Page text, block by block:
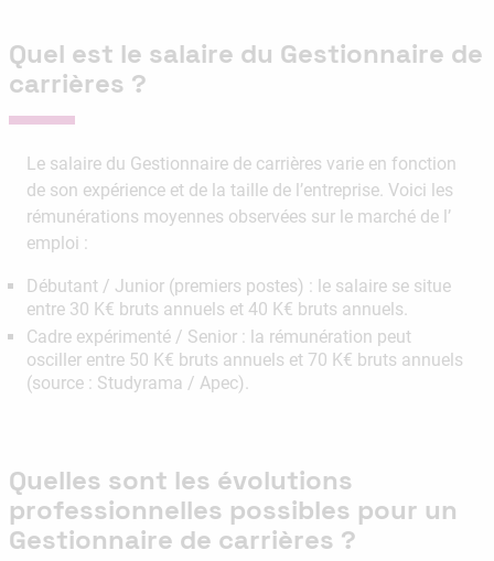
Quel est le salaire du Gestionnaire de
carrières ?
Le salaire du Gestionnaire de carrières varie en fonction
de son expérience et de la taille de l’entreprise. Voici les
rémunérations moyennes observées sur le marché de l’
emploi :
Débutant / Junior (premiers postes) : le salaire se situe
entre 30 K€ bruts annuels et 40 K€ bruts annuels.
Cadre expérimenté / Senior : la rémunération peut
osciller entre 50 K€ bruts annuels et 70 K€ bruts annuels
(source : Studyrama / Apec).
Quelles sont les évolutions
professionnelles possibles pour un
Gestionnaire de carrières ?